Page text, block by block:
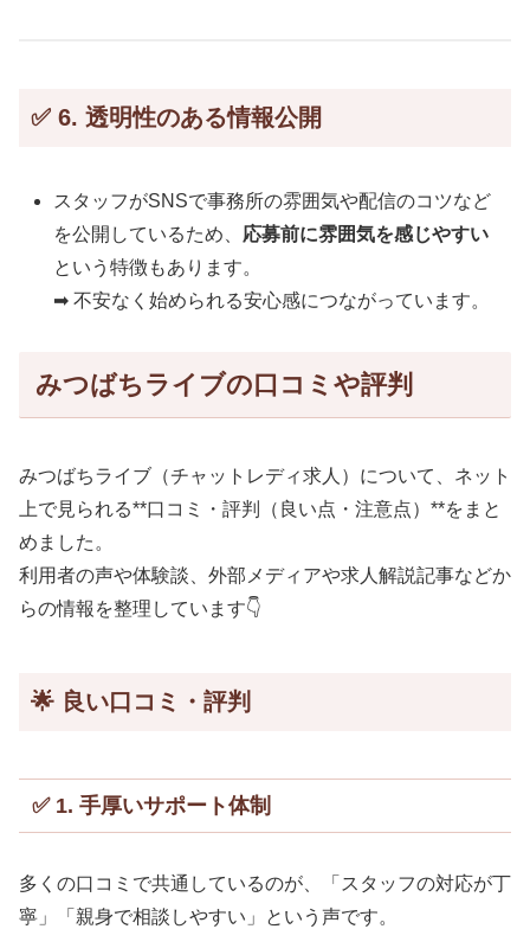
✅ 6. 透明性のある情報公開
スタッフがSNSで事務所の雰囲気や配信のコツなど
を公開しているため、 応募前に雰囲気を感じやすい
という特徴もあります。
➡ 不安なく始められる安心感につながっています。
みつばちライブの口コミや評判
みつばちライブ（チャットレディ求人）について、ネット
上で見られる**口コミ・評判（良い点・注意点）**をまと
めました。
利用者の声や体験談、外部メディアや求人解説記事などか
らの情報を整理しています👇
🌟 良い口コミ・評判
✅ 1. 手厚いサポート体制
多くの口コミで共通しているのが、「スタッフの対応が丁
寧」「親身で相談しやすい」という声です。